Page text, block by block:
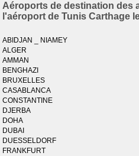
Aéroports de destination des
l'aéroport de Tunis Carthage
ABIDJAN _ NIAMEY
ALGER
AMMAN
BENGHAZI
BRUXELLES
CASABLANCA
CONSTANTINE
DJERBA
DOHA
DUBAI
DUESSELDORF
FRANKFURT